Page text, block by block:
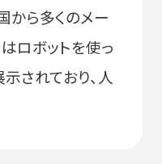
から多くのメー
ロボットを使っ
されており、人